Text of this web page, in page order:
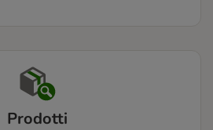
Prodotti